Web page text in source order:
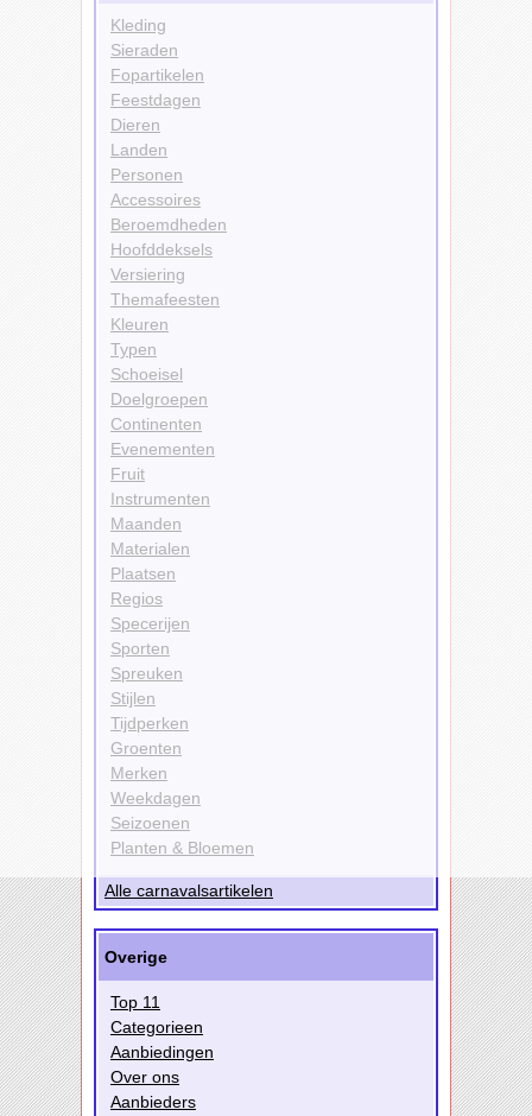
Kleding
Sieraden
Fopartikelen
Feestdagen
Dieren
Landen
Personen
Accessoires
Beroemdheden
Hoofddeksels
Versiering
Themafeesten
Kleuren
Typen
Schoeisel
Doelgroepen
Continenten
Evenementen
Fruit
Instrumenten
Maanden
Materialen
Plaatsen
Regios
Specerijen
Sporten
Spreuken
Stijlen
Tijdperken
Groenten
Merken
Weekdagen
Seizoenen
Planten & Bloemen
Alle carnavalsartikelen
Overige
Top 11
Categorieen
Aanbiedingen
Over ons
Aanbieders